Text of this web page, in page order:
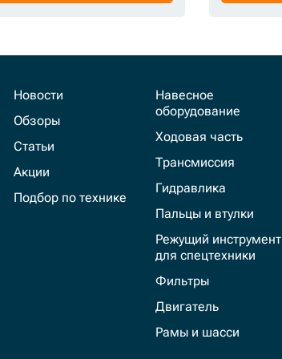
Новости
Обзоры
Статьи
Акции
Подбор по технике
Навесное
оборудование
Ходовая часть
Трансмиссия
Гидравлика
Пальцы и втулки
Режущий инструмент
для спецтехники
Фильтры
Двигатель
Рамы и шасси